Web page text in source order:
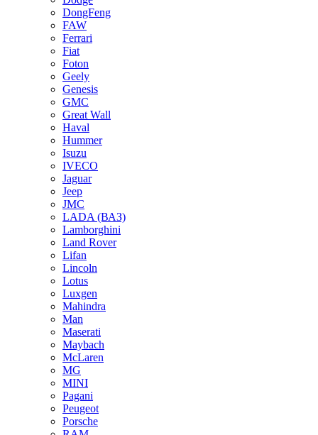
DongFeng
FAW
Ferrari
Fiat
Foton
Geely
Genesis
GMC
Great Wall
Haval
Hummer
Isuzu
IVECO
Jaguar
Jeep
JMC
LADA (ВАЗ)
Lamborghini
Land Rover
Lifan
Lincoln
Lotus
Luxgen
Mahindra
Man
Maserati
Maybach
McLaren
MG
MINI
Pagani
Peugeot
Porsche